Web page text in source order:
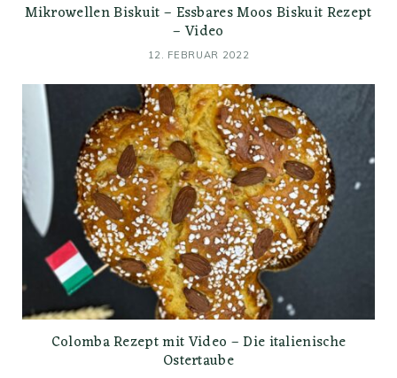
Mikrowellen Biskuit – Essbares Moos Biskuit Rezept
– Video
12. FEBRUAR 2022
Colomba Rezept mit Video – Die italienische
Ostertaube